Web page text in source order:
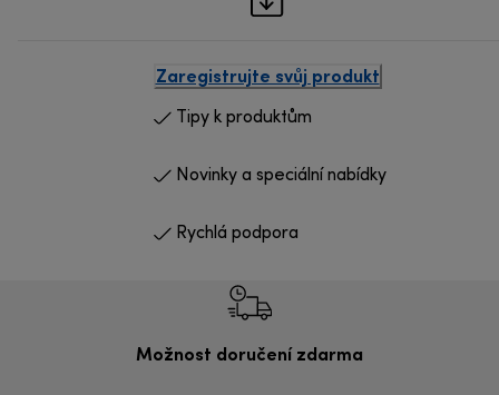
Zaregistrujte svůj produkt
Tipy k produktům
Novinky a speciální nabídky
Rychlá podpora
Možnost doručení zdarma